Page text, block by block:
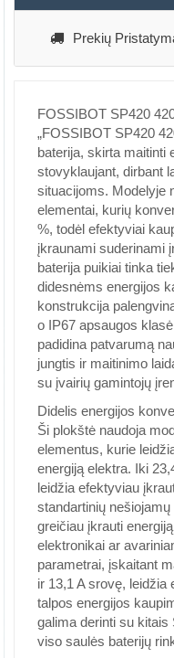
Prekių
FOSSIBOT SP420
„FOSSIBOT SP420
baterija, skirta maitinti
stovyklaujant, dirbant
situacijoms. Modelyje
elementai, kurių
%, todėl efektyviai
įkraunami suderinami
baterija puikiai tinka
didesnėms energijos
konstrukcija
o IP67 apsaugos
padidina patvarumą
jungtis ir maitinimo
su įvairių gamintojų
Didelis energijos
Ši plokštė naudoja
elementus, kurie
energiją elektra. Iki
leidžia efektyviau
standartinių
greičiau įkrauti
elektronikai ar
parametrai, įskaitant
ir 13,1 A srovę, leidžia
talpos energijos
galima derinti su
viso saulės baterijų